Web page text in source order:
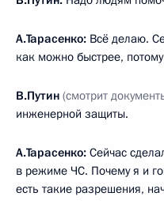
А.Тарасенко: Всё делаю.
как можно быстрее,
В.Путин (смотрит
инженерной защиты.
А.Тарасенко: Сейчас
в режиме ЧС. Почему я и
есть такие разрешения,